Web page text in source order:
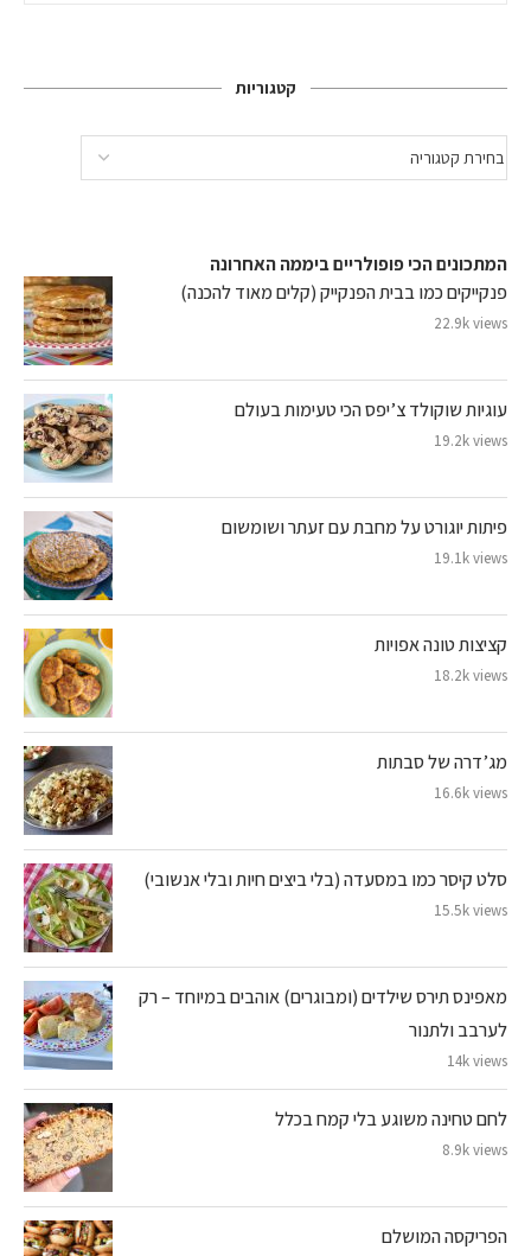
קטגוריות
המתכונים הכי פופולריים ביממה האחרונה
פנקייקים כמו בבית הפנקייק (קלים מאוד להכנה)
22.9k views
עוגיות שוקולד צ’יפס הכי טעימות בעולם
19.2k views
פיתות יוגורט על מחבת עם זעתר ושומשום
19.1k views
קציצות טונה אפויות
18.2k views
מג’דרה של סבתות
16.6k views
סלט קיסר כמו במסעדה (בלי ביצים חיות ובלי אנשובי)
15.5k views
מאפינס תירס שילדים (ומבוגרים) אוהבים במיוחד – רק
לערבב ולתנור
14k views
לחם טחינה משוגע בלי קמח בכלל
8.9k views
הפריקסה המושלם